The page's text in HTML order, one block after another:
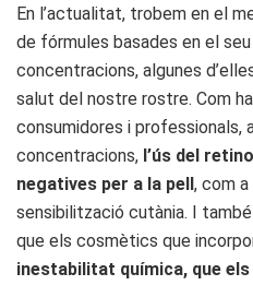
En l’actualitat, trobem en el
de fórmules basades en el
concentracions, algunes
salut del nostre rostre. Com
consumidores i professionals,
concentracions, l’ús del
negatives per a la pell, com
sensibilització cutània. I
que els cosmètics que
inestabilitat química, que